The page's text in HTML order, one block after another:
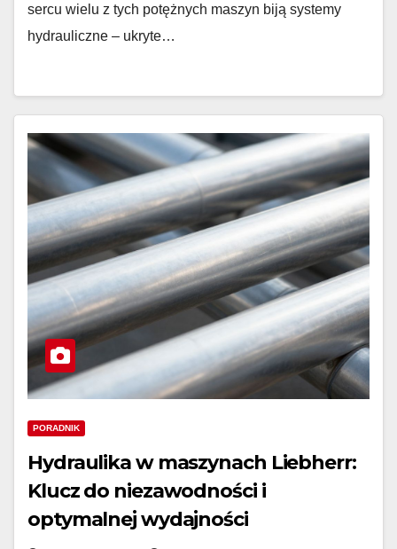
sercu wielu z tych potężnych maszyn biją systemy
hydrauliczne – ukryte…
PORADNIK
Hydraulika w maszynach Liebherr:
Klucz do niezawodności i
optymalnej wydajności